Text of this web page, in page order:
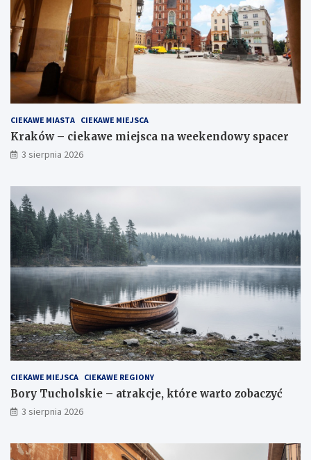
CIEKAWE MIASTA CIEKAWE MIEJSCA
Kraków – ciekawe miejsca na weekendowy spacer
3 sierpnia 2026
CIEKAWE MIEJSCA CIEKAWE REGIONY
Bory Tucholskie – atrakcje, które warto zobaczyć
3 sierpnia 2026